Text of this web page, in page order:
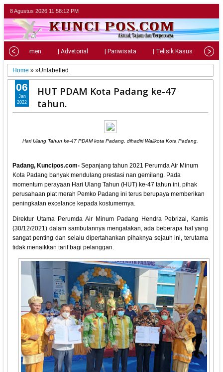
8 Agustus 2026 11:58:14 PM
| Parlemen | Advetorial | Pariwisata | Telisik Kasus |
Home » »Unlabelled
HUT PDAM Kota Padang ke-47
tahun.
Hari Ulang Tahun ke-47 PDAM kota Padang, dihadiri Walikota Kota Padang.
Padang, Kuncipos.com-Sepanjang tahun 2021 Perumda Air Minum
Kota Padang banyak mendulang prestasi nan gemilang. Pada
momentum perayaan Hari Ulang Tahun (HUT) ke-47 tahun ini, pihak
perusahaan plat merah Pemko Padang ini terus berupaya memberikan
peningkatan excelance kepada kostumernya.
Direktur Utama Perumda Air Minum Padang Hendra Pebrizal, Kamis
(30/12/2021) dalam sambutannya mengatakan, ada beberapa hal yang
sangat penting dan selalu dipertahankan pihaknya sejauh ini, terutama
tidak menaikkan tarif bagi pelanggan.
06
Jan
2022